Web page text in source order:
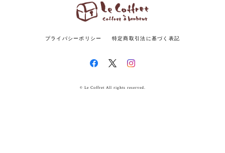
プライバシーポリシー 特定商取引法に基づく表記
© Le Coffret All rights reserved.